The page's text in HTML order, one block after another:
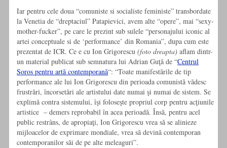
Iar pentru cele doua “comuniste si socialiste feministe” transbordate
la Venetia de “dreptaciul” Patapievici, avem alte “opere”, mai “sexy-
mother-fucker”, pe care le prezint sub sulele “personajului iconic al
artei conceptuale si de ‘performance’ din Romania”, dupa cum este
prezentat de ICR. Ce e cu Ion Grigorescu (foto dreapta) aflam dintr-
un material publicat sub semnatura lui Adrian Guţă de “Centrul
Soros pentru artă contemporană“: “Toate manifestările de tip
performance ale lui Ion Grigorescu din perioada comunistă vădesc
frustrări, încorsetări ale artistului date numai şi numai de sistem. Se
explimă contra sistemului, îşi foloseşte propriul corp pentru acţiunile
artistice – demers reprobabil în acea perioadă. Însă, pentru acel
public restrâns, de apropiaţi, Ion Grigorescu vrea să se alinieze
mijloacelor de exprimare mondiale, vrea să devină contemporan
contemporanilor săi de pe alte meleaguri”.